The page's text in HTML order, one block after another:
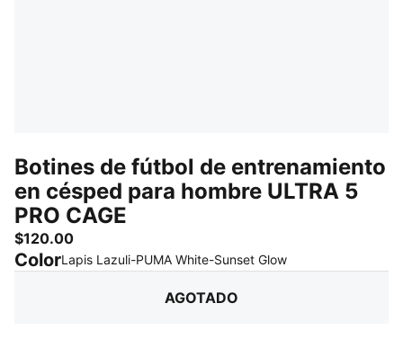
Botines de fútbol de entrenamiento
en césped para hombre ULTRA 5
PRO CAGE
$120.00
ColorLapis Lazuli-PUMA White-Sunset Glow:
AGOTADO